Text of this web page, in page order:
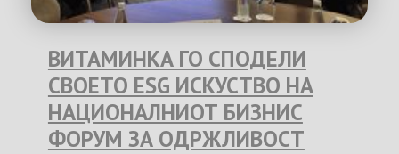
ВИТАМИНКА ГО СПОДЕЛИ
СВОЕТО ESG ИСКУСТВО НА
НАЦИОНАЛНИОТ БИЗНИС
ФОРУМ ЗА ОДРЖЛИВОСТ